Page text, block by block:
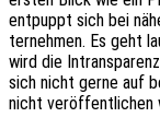
entpuppt sich bei
ter­neh­men. Es geht
wird die
sich nicht gerne auf
nicht veröf­fent­li­chen